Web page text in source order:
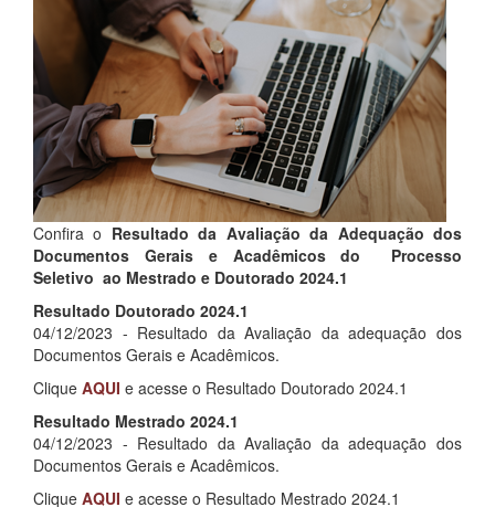
Confira o Resultado da Avaliação da Adequação dos
Documentos Gerais e Acadêmicos do Processo
Seletivo ao Mestrado e Doutorado 2024.1
Resultado Doutorado 2024.1
04/12/2023 - Resultado da Avaliação da adequação dos
Documentos Gerais e Acadêmicos.
Clique AQUI e acesse o Resultado Doutorado 2024.1
Resultado Mestrado 2024.1
04/12/2023 - Resultado da Avaliação da adequação dos
Documentos Gerais e Acadêmicos.
Clique AQUI e acesse o Resultado Mestrado 2024.1